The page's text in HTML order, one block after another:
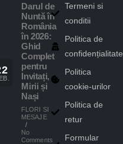
Darul de
Nuntă în
România
în 2026:
Ghid
Complet
pentru
Invitați,
Mirii și
Nași
FLORI SI
MESAJE
/
No
Comments
Termeni si
conditii
Politica de
confidențialitate
Politica
cookie-urilor
Politica de
retur
Formular